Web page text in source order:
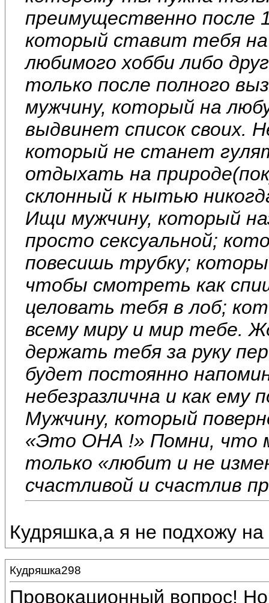
преимущественно после
который ставит тебя
любимого хобби либо
только после полного
мужчину, который на
выдвинет список своих.
который не станет
отдыхать на
склонный к нытью
Ищи мужчину, который
просто сексуальной;
повесишь трубку;
чтобы смотреть как
целовать тебя в лоб;
всему миру и мир тебе.
держать тебя за руку
будет постоянно
небезразлична и как ему
Мужчину, который
«Это ОНА !» Помни, что
только «любит и не
счастливой и счастлив
Кудряшка,а я не подхожу
Кудряшка298
Провокационный вопрос!